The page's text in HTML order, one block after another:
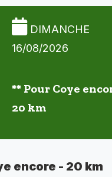
DIMANCHE
16/08/2026
** Pour Coye
20 km
encore - 20 km